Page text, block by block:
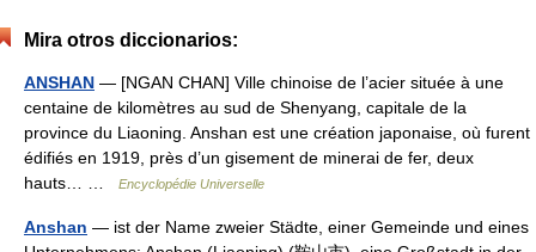
Mira otros diccionarios:
ANSHAN — [NGAN CHAN] Ville chinoise de l’acier située à une
centaine de kilomètres au sud de Shenyang, capitale de la
province du Liaoning. Anshan est une création japonaise, où furent
édifiés en 1919, près d’un gisement de minerai de fer, deux
hauts… …
Encyclopédie Universelle
Anshan — ist der Name zweier Städte, einer Gemeinde und eines